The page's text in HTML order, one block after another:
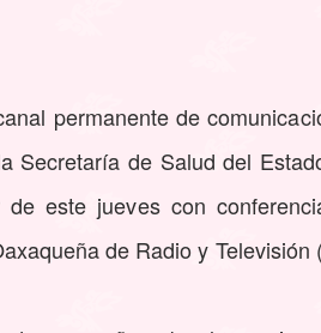
permanente de
Secretaría de Salud del
este jueves con
de Radio y Televisión